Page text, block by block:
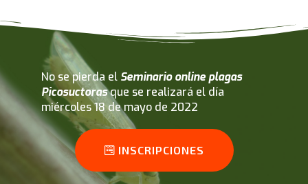
No se pierda el Seminario online plagas
Picosuctorasque se realizará el día
miércoles 18 de mayo de 2022
INSCRIPCIONES